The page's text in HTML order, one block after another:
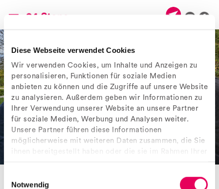
Diese Webseite verwendet Cookies
Wir verwenden Cookies, um Inhalte und Anzeigen zu
personalisieren, Funktionen für soziale Medien
anbieten zu können und die Zugriffe auf unsere Website
zu analysieren. Außerdem geben wir Informationen zu
Ihrer Verwendung unserer Website an unsere Partner
für soziale Medien, Werbung und Analysen weiter.
Unsere Partner führen diese Informationen
möglicherweise mit weiteren Daten zusammen, die Sie
ihnen bereitgestellt haben oder die sie im Rahmen Ihrer
Notwendig